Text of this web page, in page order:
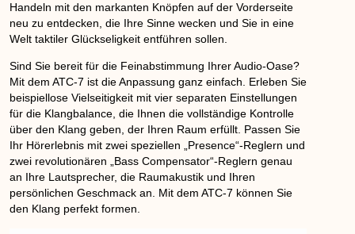
Handeln mit den markanten Knöpfen auf der Vorderseite
neu zu entdecken, die Ihre Sinne wecken und Sie in eine
Welt taktiler Glückseligkeit entführen sollen.
Sind Sie bereit für die Feinabstimmung Ihrer Audio-Oase?
Mit dem ATC-7 ist die Anpassung ganz einfach. Erleben Sie
beispiellose Vielseitigkeit mit vier separaten Einstellungen
für die Klangbalance, die Ihnen die vollständige Kontrolle
über den Klang geben, der Ihren Raum erfüllt. Passen Sie
Ihr Hörerlebnis mit zwei speziellen „Presence“-Reglern und
zwei revolutionären „Bass Compensator“-Reglern genau
an Ihre Lautsprecher, die Raumakustik und Ihren
persönlichen Geschmack an. Mit dem ATC-7 können Sie
den Klang perfekt formen.